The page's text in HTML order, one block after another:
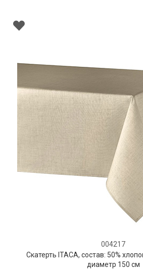
004217
Скатерть ITACA, состав: 50%
диаметр 150 см